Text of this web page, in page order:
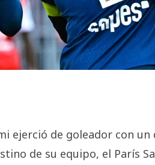
ejerció de goleador con
de su equipo, el París